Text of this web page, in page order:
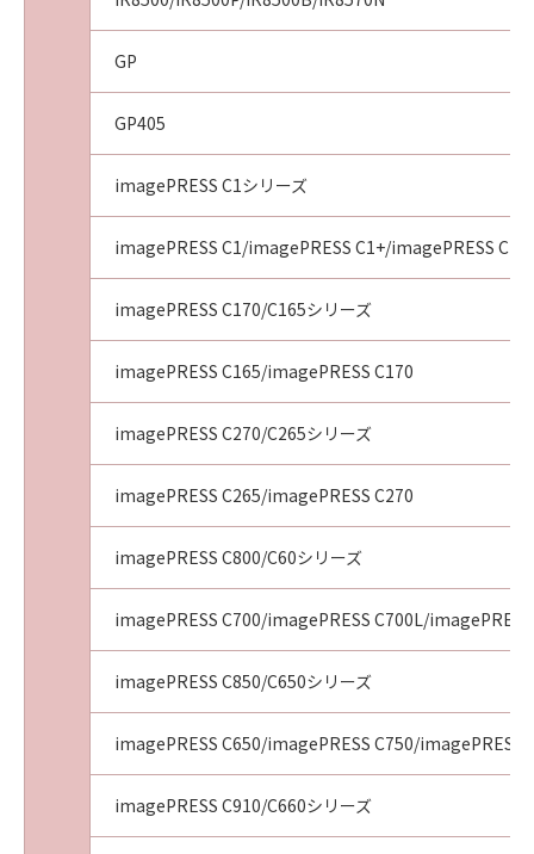
GP
GP405
imagePRESS C1シリーズ
imagePRESS C1/imagePRESS C1+/imagePRESS
imagePRESS C170/C165シリーズ
imagePRESS C165/imagePRESS C170
imagePRESS C270/C265シリーズ
imagePRESS C265/imagePRESS C270
imagePRESS C800/C60シリーズ
imagePRESS C700/imagePRESS C700L/
imagePRESS C850/C650シリーズ
imagePRESS C650/imagePRESS C750/imagePRESS
imagePRESS C910/C660シリーズ